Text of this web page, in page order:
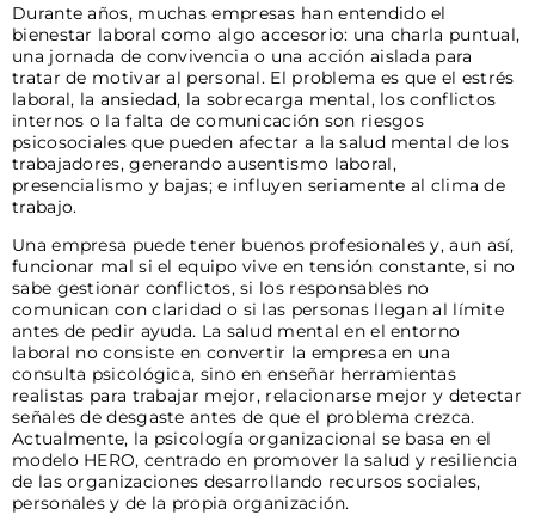
Durante años, muchas empresas han entendido el
bienestar laboral como algo accesorio: una charla puntual,
una jornada de convivencia o una acción aislada para
tratar de motivar al personal. El problema es que el estrés
laboral, la ansiedad, la sobrecarga mental, los conflictos
internos o la falta de comunicación son riesgos
psicosociales que pueden afectar a la salud mental de los
trabajadores, generando ausentismo laboral,
presencialismo y bajas; e influyen seriamente al clima de
trabajo.
Una empresa puede tener buenos profesionales y, aun así,
funcionar mal si el equipo vive en tensión constante, si no
sabe gestionar conflictos, si los responsables no
comunican con claridad o si las personas llegan al límite
antes de pedir ayuda. La salud mental en el entorno
laboral no consiste en convertir la empresa en una
consulta psicológica, sino en enseñar herramientas
realistas para trabajar mejor, relacionarse mejor y detectar
señales de desgaste antes de que el problema crezca.
Actualmente, la psicología organizacional se basa en el
modelo HERO, centrado en promover la salud y resiliencia
de las organizaciones desarrollando recursos sociales,
personales y de la propia organización.